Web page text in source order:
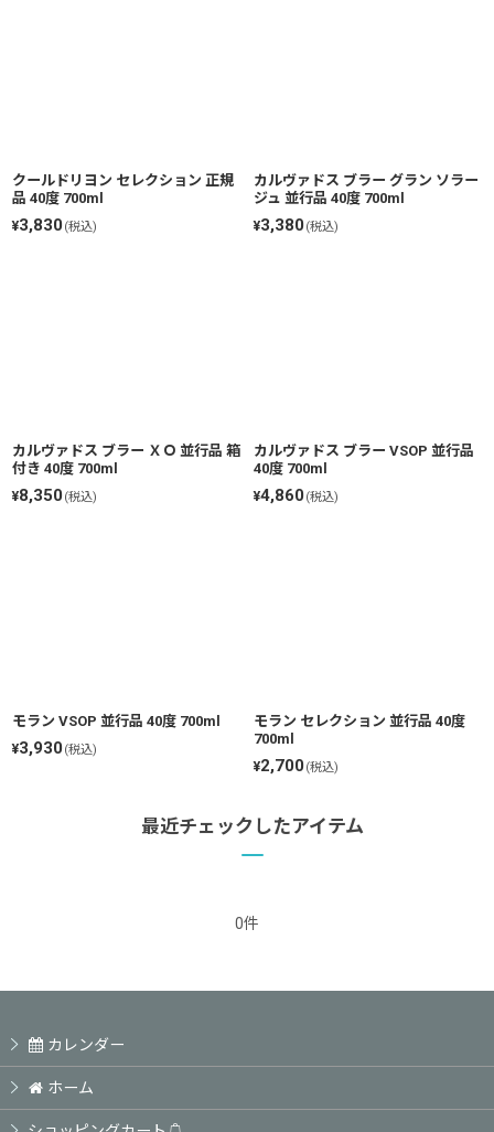
クールドリヨン セレクション 正規
品 40度 700ml
¥3,830(税込)
カルヴァドス ブラー グラン ソラー
ジュ 並行品 40度 700ml
¥3,380(税込)
カルヴァドス ブラー ＸＯ 並行品 箱
付き 40度 700ml
¥8,350(税込)
カルヴァドス ブラー VSOP 並行品
40度 700ml
¥4,860(税込)
モラン VSOP 並行品 40度 700ml
¥3,930(税込)
モラン セレクション 並行品 40度
700ml
¥2,700(税込)
最近チェックしたアイテム
0件
カレンダー
ホーム